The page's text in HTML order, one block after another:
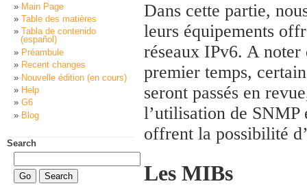
Dans cette partie,
leurs équipements
réseaux IPv6. A noter
premier temps,
seront passés en
l’utilisation de SNMP
offrent la possibilité
Les MIBs
Main Page
Table des matières
Tabla de contenido
(español)
Préambule
Recent changes
Nouvelle édition (en cours)
Help
G6
Blog
Search